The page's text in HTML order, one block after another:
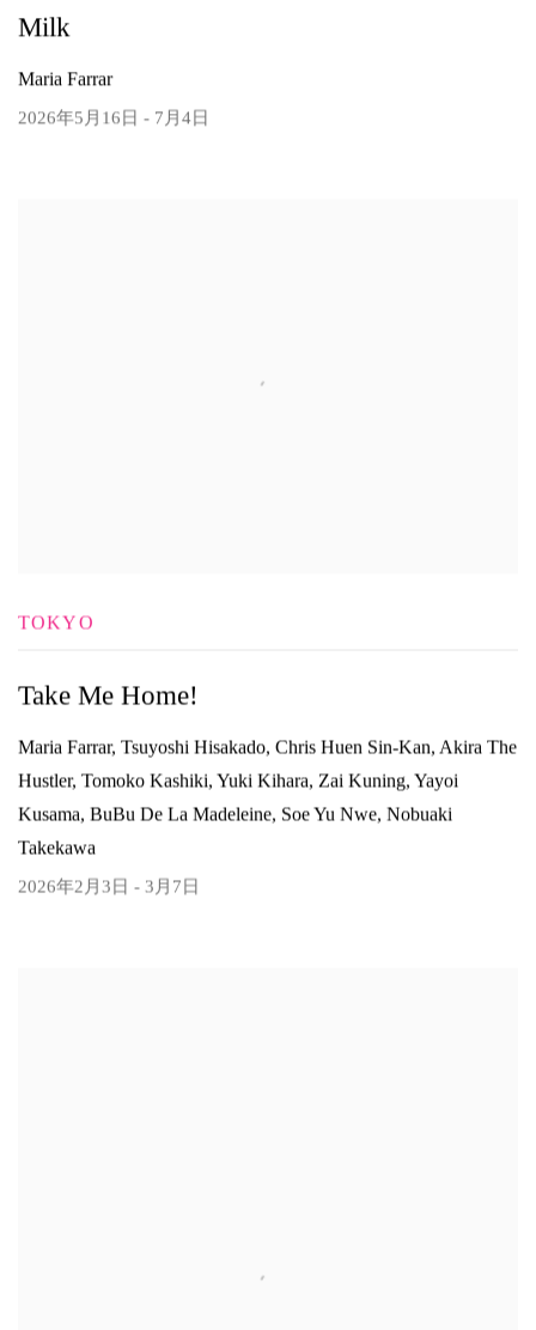
Milk
Maria Farrar
2026年5月16日 - 7月4日
Take Me Home!
Maria Farrar, Tsuyoshi Hisakado, Chris Huen Sin-Kan, Akira The
Hustler, Tomoko Kashiki, Yuki Kihara, Zai Kuning, Yayoi
Kusama, BuBu De La Madeleine, Soe Yu Nwe, Nobuaki
Takekawa
2026年2月3日 - 3月7日
TOKYO